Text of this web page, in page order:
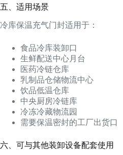
五、适用场景
冷库保温充气门封适用于：
食品冷库装卸口
生鲜配送中心月台
医药冷链仓库
乳制品仓储物流中心
饮品低温仓库
中央厨房冷链库
冷冻冷藏物流园
需要保温密封的工厂出货口
六、可与其他装卸设备配套使用